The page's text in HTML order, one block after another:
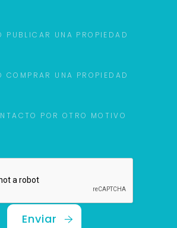
PUBLICAR UNA PROPIEDAD
COMPRAR UNA PROPIEDAD
POR OTRO MOTIVO
Enviar